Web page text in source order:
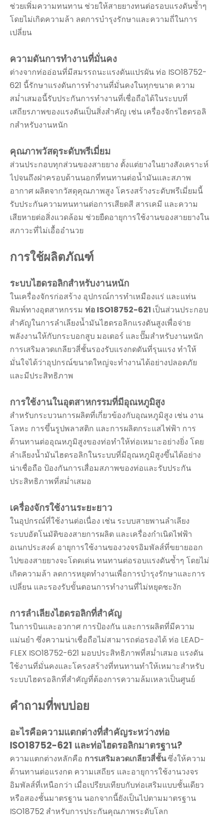
ช่วยเพิ่มความทนทาน ช่วยให้สายยางทนต่อรอบแรงดันซ้ำๆ
โดยไม่เกิดความล้า ลดการบำรุงรักษาและความถี่ในการ
เปลี่ยน
ความดันการทำงานที่มั่นคง
ต่างจากท่ออ่อนที่มีสมรรถนะแรงดันแปรผัน ท่อ ISO18752-
621 นี้รักษาแรงดันการทำงานที่มั่นคงในทุกขนาด ความ
สม่ำเสมอนี้รับประกันการทำงานที่เชื่อถือได้ในระบบที่
เสถียรภาพของแรงดันเป็นสิ่งสำคัญ เช่น เครื่องจักรไฮดรอลิ
กสำหรับงานหนัก
คุณภาพวัสดุระดับพรีเมี่ยม
ส่วนประกอบทุกส่วนของสายยาง ตั้งแต่ยางในยางสังเคราะห์
ไปจนถึงฝาครอบด้านนอกที่ทนทานต่อน้ำมันและสภาพ
อากาศ ผลิตจากวัสดุคุณภาพสูง โครงสร้างระดับพรีเมี่ยมนี้
รับประกันความทนทานต่อการเสียดสี สารเคมี และความ
เสียหายต่อสิ่งแวดล้อม ช่วยยืดอายุการใช้งานของสายยางใน
สภาวะที่ไม่เอื้ออำนวย
การใช้ผลิตภัณฑ์
ระบบไฮดรอลิกสำหรับงานหนัก
ในเครื่องจักรก่อสร้าง อุปกรณ์การทำเหมืองแร่ และแท่น
พิมพ์ทางอุตสาหกรรม ท่อ ISO18752-621 เป็นส่วนประกอบ
สำคัญในการลำเลียงน้ำมันไฮดรอลิกแรงดันสูงเพื่อจ่าย
พลังงานให้กับกระบอกสูบ มอเตอร์ และปั๊มสำหรับงานหนัก
การเสริมลวดเกลียวสี่ชั้นรองรับแรงกดดันที่รุนแรง ทำให้
มั่นใจได้ว่าอุปกรณ์ขนาดใหญ่จะทำงานได้อย่างปลอดภัย
และมีประสิทธิภาพ
การใช้งานในอุตสาหกรรมที่มีอุณหภูมิสูง
สำหรับกระบวนการผลิตที่เกี่ยวข้องกับอุณหภูมิสูง เช่น งาน
โลหะ การขึ้นรูปพลาสติก และการผลิตกระแสไฟฟ้า การ
ต้านทานต่ออุณหภูมิสูงของท่อทำให้ท่อเหมาะอย่างยิ่ง โดย
ลำเลียงน้ำมันไฮดรอลิกในระบบที่มีอุณหภูมิสูงขึ้นได้อย่าง
น่าเชื่อถือ ป้องกันการเสื่อมสภาพของท่อและรับประกัน
ประสิทธิภาพที่สม่ำเสมอ
เครื่องจักรใช้งานระยะยาว
ในอุปกรณ์ที่ใช้งานต่อเนื่อง เช่น ระบบสายพานลำเลียง
ระบบอัตโนมัติของสายการผลิต และเครื่องกำเนิดไฟฟ้า
อเนกประสงค์ อายุการใช้งานของวงจรอิมพัลส์ที่ขยายออก
ไปของสายยางจะโดดเด่น ทนทานต่อรอบแรงดันซ้ำๆ โดยไม่
เกิดความล้า ลดการหยุดทำงานเพื่อการบำรุงรักษาและการ
เปลี่ยน และรองรับขั้นตอนการทำงานที่ไม่หยุดชะงัก
การลำเลียงไฮดรอลิกที่สำคัญ
ในการบินและอวกาศ การป้องกัน และการผลิตที่มีความ
แม่นยำ ซึ่งความน่าเชื่อถือไม่สามารถต่อรองได้ ท่อ LEAD-
FLEX ISO18752-621 มอบประสิทธิภาพที่สม่ำเสมอ แรงดัน
ใช้งานที่มั่นคงและโครงสร้างที่ทนทานทำให้เหมาะสำหรับ
ระบบไฮดรอลิกที่สำคัญที่ต้องการความล้มเหลวเป็นศูนย์
คำถามที่พบบ่อย
อะไรคือความแตกต่างที่สำคัญระหว่างท่อ
ISO18752-621 และท่อไฮดรอลิกมาตรฐาน?
ความแตกต่างหลักคือ การเสริมลวดเกลียวสี่ชั้นซึ่งให้ความ
ต้านทานต่อแรงกด ความเสถียร และอายุการใช้งานวงจร
อิมพัลส์ที่เหนือกว่า เมื่อเปรียบเทียบกับท่อเสริมแบบชั้นเดียว
หรือสองชั้นมาตรฐาน นอกจากนี้ยังเป็นไปตามมาตรฐาน
ISO18752 สำหรับการประกันคุณภาพระดับโลก